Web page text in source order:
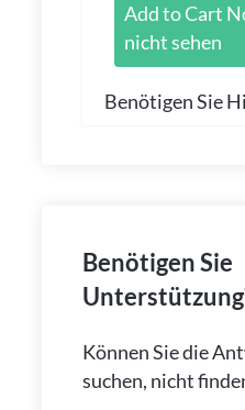
Add to Cart
nicht sehen
Benötigen Sie
Benötigen Sie
Können Sie die
suchen, nicht